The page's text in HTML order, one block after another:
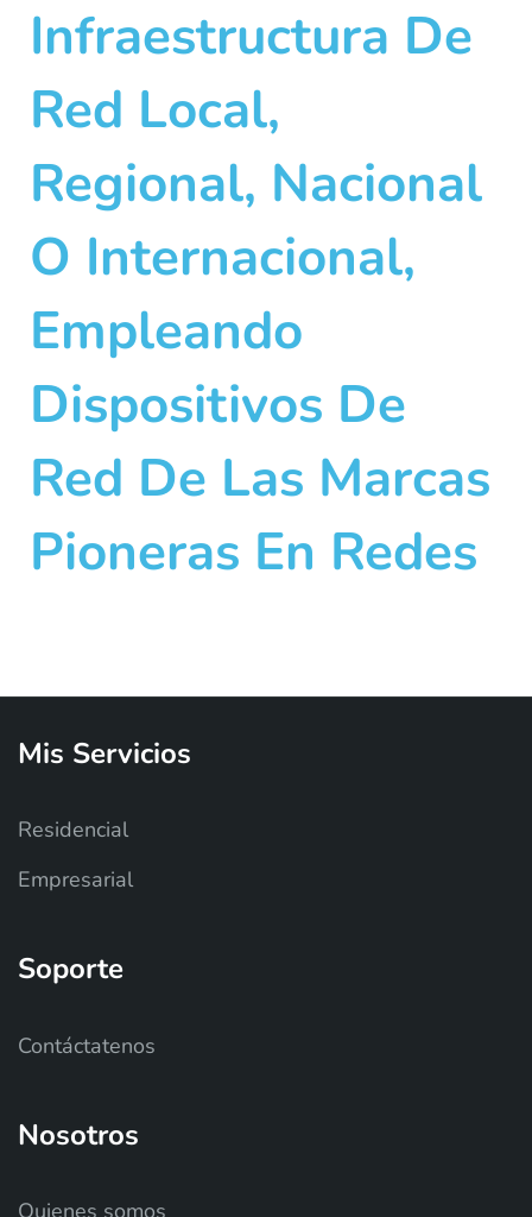
Infraestructura De
Red Local,
Regional, Nacional
O Internacional,
Empleando
Dispositivos De
Red De Las Marcas
Pioneras En Redes
Mis Servicios
Residencial
Empresarial
Soporte
Contáctatenos
Nosotros
Quienes somos